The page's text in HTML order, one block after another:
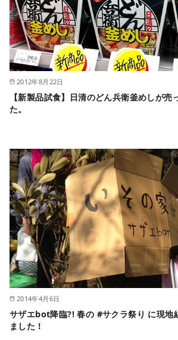
2012年8月22日
【新製品試食】日清のどん兵衛釜めしが売
た。
2014年4月6日
サザエbot降臨?! 春の #サクラ祭り に現地
ました！